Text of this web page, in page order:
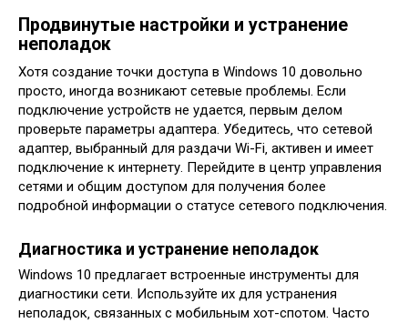
Продвинутые настройки и устранение
неполадок
Хотя создание точки доступа в Windows 10 довольно
просто‚ иногда возникают сетевые проблемы. Если
подключение устройств не удается‚ первым делом
проверьте параметры адаптера. Убедитесь‚ что сетевой
адаптер‚ выбранный для раздачи Wi-Fi‚ активен и имеет
подключение к интернету. Перейдите в центр управления
сетями и общим доступом для получения более
подробной информации о статусе сетевого подключения.
Диагностика и устранение неполадок
Windows 10 предлагает встроенные инструменты для
диагностики сети. Используйте их для устранения
неполадок‚ связанных с мобильным хот-спотом. Часто